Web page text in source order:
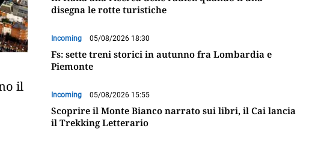
il
disegna le rotte turistiche
Incoming 05/08/2026 18:30
Fs: sette treni storici in autunno fra Lombardia e
Piemonte
Incoming 05/08/2026 15:55
Scoprire il Monte Bianco narrato sui libri, il Cai lancia
il Trekking Letterario